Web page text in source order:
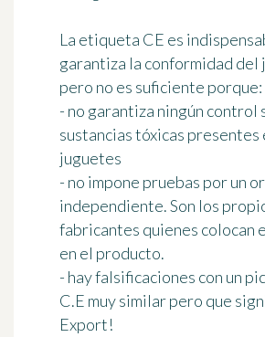
La etiqueta CE es
garantiza la conformidad del
pero no es suficiente porque:
- no garantiza ningún control
sustancias tóxicas presentes
juguetes
- no impone pruebas por un
independiente. Son los
fabricantes quienes colocan
en el producto.
- hay falsificaciones con un
C.E muy similar pero que
Export!